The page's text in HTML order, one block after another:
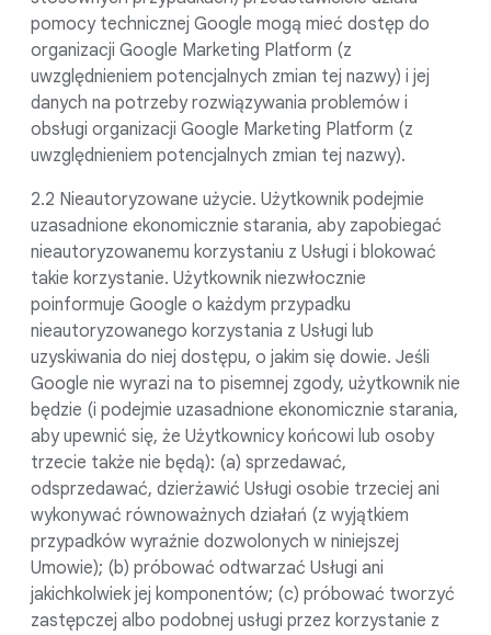
pomocy technicznej Google mogą mieć dostęp do
organizacji Google Marketing Platform (z
uwzględnieniem potencjalnych zmian tej nazwy) i jej
danych na potrzeby rozwiązywania problemów i
obsługi organizacji Google Marketing Platform (z
uwzględnieniem potencjalnych zmian tej nazwy).
2.2 Nieautoryzowane użycie. Użytkownik podejmie
uzasadnione ekonomicznie starania, aby zapobiegać
nieautoryzowanemu korzystaniu z Usługi i blokować
takie korzystanie. Użytkownik niezwłocznie
poinformuje Google o każdym przypadku
nieautoryzowanego korzystania z Usługi lub
uzyskiwania do niej dostępu, o jakim się dowie. Jeśli
Google nie wyrazi na to pisemnej zgody, użytkownik nie
będzie (i podejmie uzasadnione ekonomicznie starania,
aby upewnić się, że Użytkownicy końcowi lub osoby
trzecie także nie będą): (a) sprzedawać,
odsprzedawać, dzierżawić Usługi osobie trzeciej ani
wykonywać równoważnych działań (z wyjątkiem
przypadków wyraźnie dozwolonych w niniejszej
Umowie); (b) próbować odtwarzać Usługi ani
jakichkolwiek jej komponentów; (c) próbować tworzyć
zastępczej albo podobnej usługi przez korzystanie z